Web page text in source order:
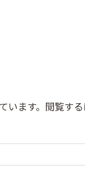
ます。閲覧す